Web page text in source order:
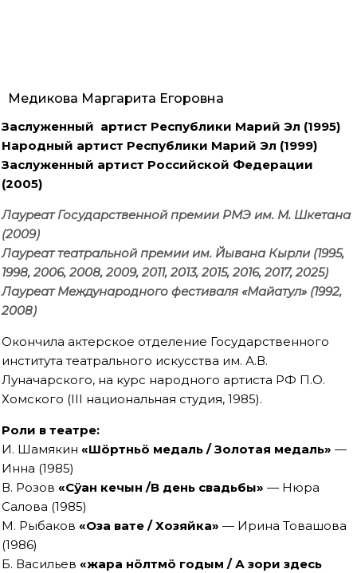
Медикова Маргарита Егоровна
Заслуженный артист Республики Марий Эл (1995)
Народный артист Республики Марий Эл (1999)
Заслуженный артист Российской Федерации
(2005)
Лауреат Государственной премии РМЭ им. М. Шкетана
(2009)
Лауреат театральной премии им. Йывана Кырли (1995,
1998, 2006, 2008, 2009, 2011, 2013, 2015, 2016, 2017, 2025)
Лауреат Международного фестиваля «Майатул» (1992,
2008)
Окончила актерское отделение Государственного
института театрального искусства им. А.В.
Луначарского, на курс народного артиста РФ П.О.
Хомского (III национальная студия, 1985).
Роли в театре:
И. Шамякин «Шöртньö медаль / Золотая медаль» —
Инна (1985)
В. Розов «Сÿан кечын /В день свадьбы» — Нюра
Салова (1985)
М. Рыбаков «Оза вате / Хозяйка» — Ирина Товашова
(1986)
Б. Васильев «Ӱжара нöлтмö годым / А зори здесь